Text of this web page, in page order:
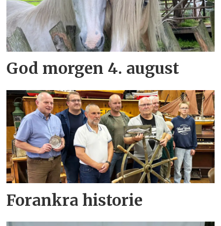
God morgen 4. august
Forankra historie